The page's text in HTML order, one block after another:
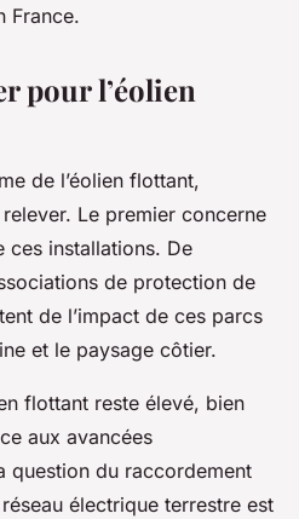
France.
pour l’éolien
de l’éolien flottant,
Le premier concerne
ces installations. De
de protection de
de l’impact de ces parcs
et le paysage côtier.
flottant reste élevé, bien
aux avancées
question du raccordement
électrique terrestre est